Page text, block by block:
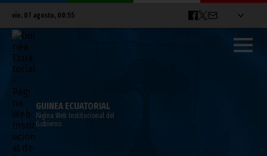
vie. 07 agosto, 00:55
GUINEA ECUATORIAL
Página Web Institucional del
Gobierno